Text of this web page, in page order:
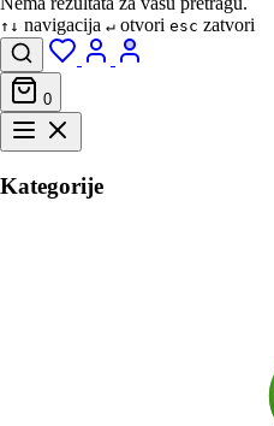
↑↓ navigacija ↵ otvori esc zatvori
0
Kategorije